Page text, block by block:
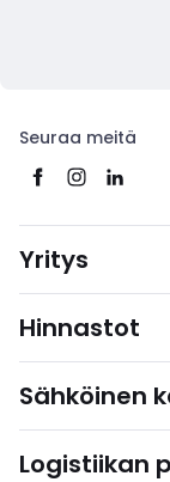
Seuraa meitä
Yritys
Hinnastot
Sähköinen
Logistiikan